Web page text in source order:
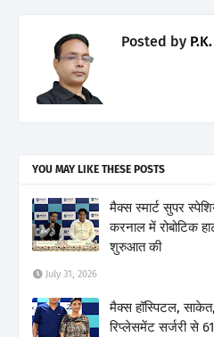
Posted by
YOU MAY LIKE THESE POSTS
मैक्स स्मार्ट सुपर
करनाल में रोबोटिक
शुरुआत की
July 31, 2026
मैक्स हॉस्पिटल,
रिप्लेसमेंट सर्जरी से